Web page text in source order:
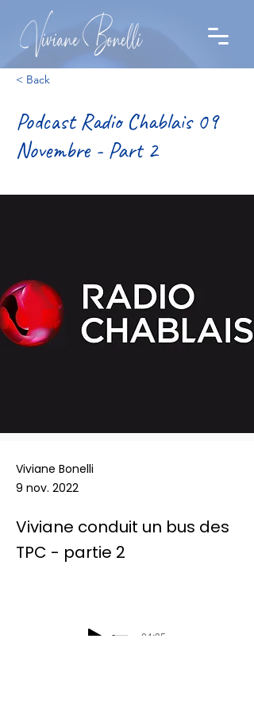
< Back
Podcast Radio Chablais 09
Novembre - Part 2
Viviane Bonelli
9 nov. 2022
Viviane conduit un bus des
TPC - partie 2
-04:35